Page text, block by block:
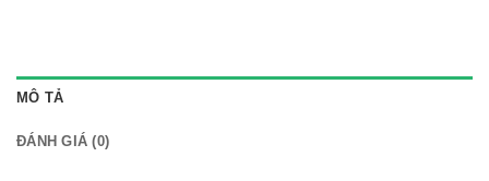
MÔ TẢ
ĐÁNH GIÁ (0)